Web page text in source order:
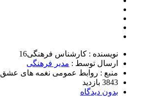
نویسنده : کارشناس فرهنگی16
ارسال توسط : مدیر فرهنگی
منبع : روابط عمومی نغمه های عشق
3843 بازدید
بدون دیدگاه